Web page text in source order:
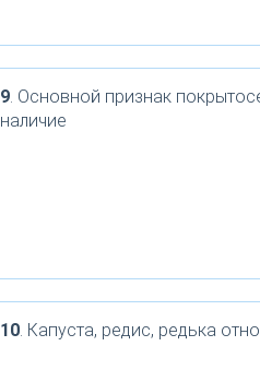
9. Основной признак
наличие
10. Капуста, редис, редька